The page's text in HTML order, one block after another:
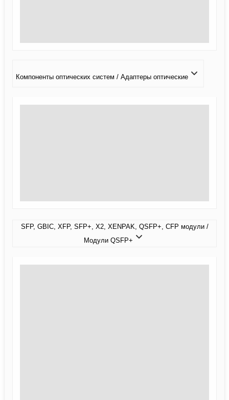
Компоненты оптических систем / Адаптеры оптические
SFP, GBIC, XFP, SFP+, X2, XENPAK, QSFP+, CFP модули /
Модули QSFP+